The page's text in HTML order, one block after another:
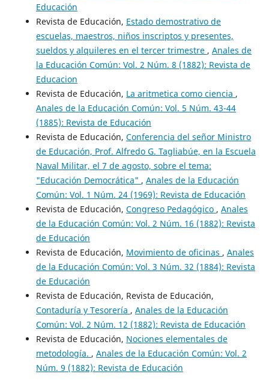
Educación
Revista de Educación, Estado demostrativo de
escuelas, maestros, niños inscriptos y presentes,
sueldos y alquileres en el tercer trimestre , Anales de
la Educación Común: Vol. 2 Núm. 8 (1882): Revista de
Educacion
Revista de Educación, La aritmetica como ciencia ,
Anales de la Educación Común: Vol. 5 Núm. 43-44
(1885): Revista de Educación
Revista de Educación, Conferencia del señor Ministro
de Educación, Prof. Alfredo G. Tagliabúe, en la Escuela
Naval Militar, el 7 de agosto, sobre el tema:
"Educación Democrática" , Anales de la Educación
Común: Vol. 1 Núm. 24 (1969): Revista de Educación
Revista de Educación, Congreso Pedagógico , Anales
de la Educación Común: Vol. 2 Núm. 16 (1882): Revista
de Educación
Revista de Educación, Movimiento de oficinas , Anales
de la Educación Común: Vol. 3 Núm. 32 (1884): Revista
de Educación
Revista de Educación, Revista de Educación,
Contaduría y Tesorería , Anales de la Educación
Común: Vol. 2 Núm. 12 (1882): Revista de Educación
Revista de Educación, Nociones elementales de
metodología. , Anales de la Educación Común: Vol. 2
Núm. 9 (1882): Revista de Educación